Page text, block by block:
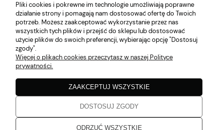
PŁATNOŚCI I DOSTAWA
INFORMACJE
O NAS
Pliki cookies i pokrewne im technologie umożliwiają poprawne
działanie strony i pomagają nam dostosować ofertę do Twoich
potrzeb. Możesz zaakceptować wykorzystanie przez nas
wszystkich tych plików i przejść do sklepu lub dostosować
użycie plików do swoich preferencji, wybierając opcję "Dostosuj
zgody".
Więcej o plikach cookies przeczytasz w naszej Polityce
prywatności.
ODRZUĆ WSZYSTKIE
DOSTOSUJ ZGODY
ZAAKCEPTUJ WSZYSTKIE